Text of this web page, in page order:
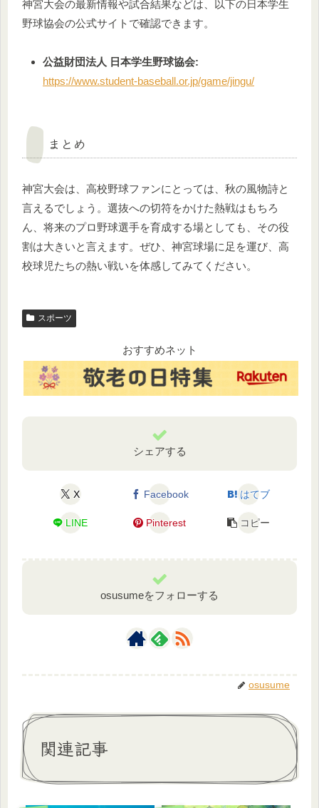
神宮大会の最新情報や試合結果などは、以下の日本学生
野球協会の公式サイトで確認できます。
公益財団法人 日本学生野球協会:
https://www.student-baseball.or.jp/game/jingu/
まとめ
神宮大会は、高校野球ファンにとっては、秋の風物詩と
言えるでしょう。選抜への切符をかけた熱戦はもちろ
ん、将来のプロ野球選手を育成する場としても、その役
割は大きいと言えます。ぜひ、神宮球場に足を運び、高
校球児たちの熱い戦いを体感してみてください。
スポーツ
おすすめネット
シェアする
X Facebook はてブ
LINE Pinterest コピー
osusumeをフォローする
osusume
関連記事